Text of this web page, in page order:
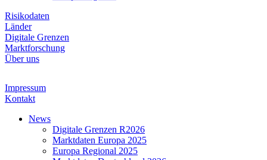
Risikodaten
Länder
Digitale Grenzen
Marktforschung
Über uns
Impressum
Kontakt
News
Digitale Grenzen R2026
Marktdaten Europa 2025
Europa Regional 2025